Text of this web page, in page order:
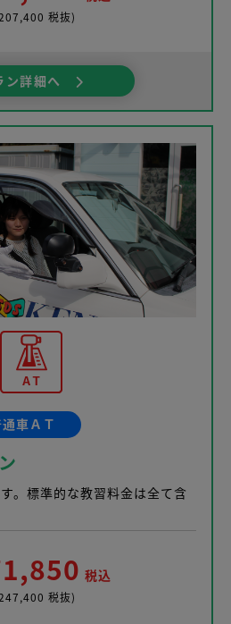
税抜)
ン詳細へ
車ＡＴ
。標準的な教習料金は全て含
税込
税抜)